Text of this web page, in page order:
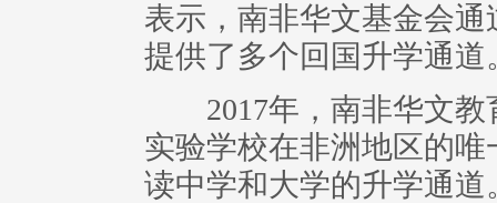
表示，南非华文基金会
提供了多个回国升学通道
2017年，南非华文教
实验学校在非洲地区的
读中学和大学的升学通道